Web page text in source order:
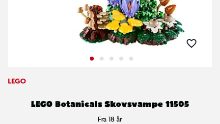
LEGO
LEGO Botanicals Skovsvampe 11505
Fra 18 år